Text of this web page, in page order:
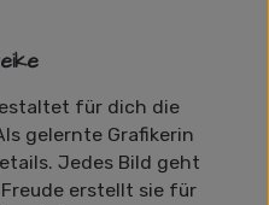
für dich die
gelernte Grafikerin
Jedes Bild geht
erstellt sie für